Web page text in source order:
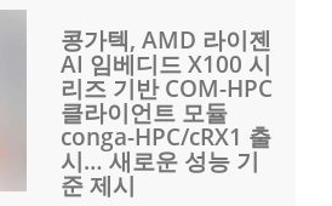
콩가텍, AMD 라이젠
AI 임베디드 X100 시
리즈 기반 COM-HPC
클라이언트 모듈
conga-HPC/cRX1 출
시… 새로운 성능 기
준 제시